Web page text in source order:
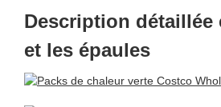
Description
et les épaules